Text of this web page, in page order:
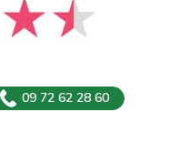
09 72 62 28 60